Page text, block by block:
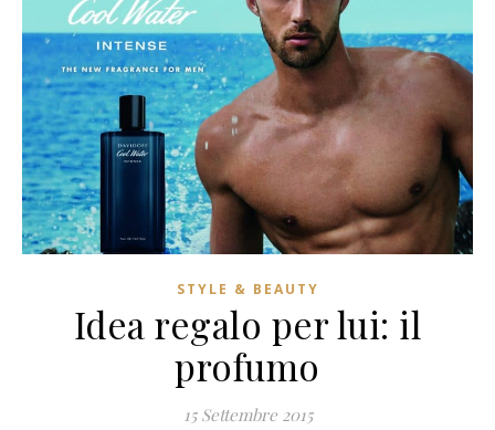
STYLE & BEAUTY
Idea regalo per lui: il
profumo
15 Settembre 2015